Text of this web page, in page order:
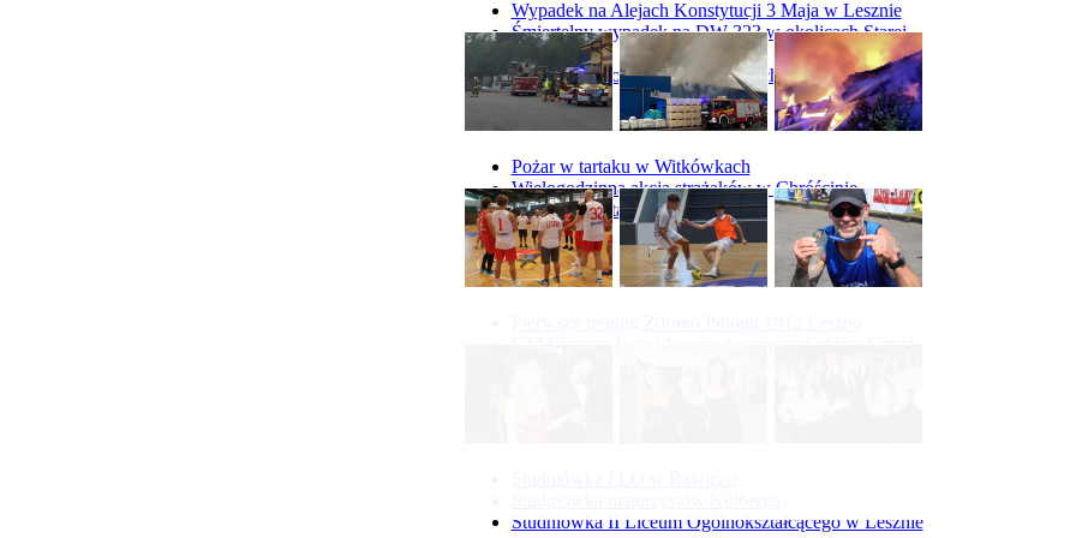
Wypadek na Alejach Konstytucji 3 Maja w Lesznie
Śmiertelny wypadek na DW 323 w okolicach Starej
Góry
Wypadek na obwodnicy Święciechowy
Pożar w tartaku w Witkówkach
Wielogodzinna akcja strażaków w Chróścinie
Pożar hali tartaku w Racocie
Studniówka II Liceum Ogólnokształcącego w Lesznie